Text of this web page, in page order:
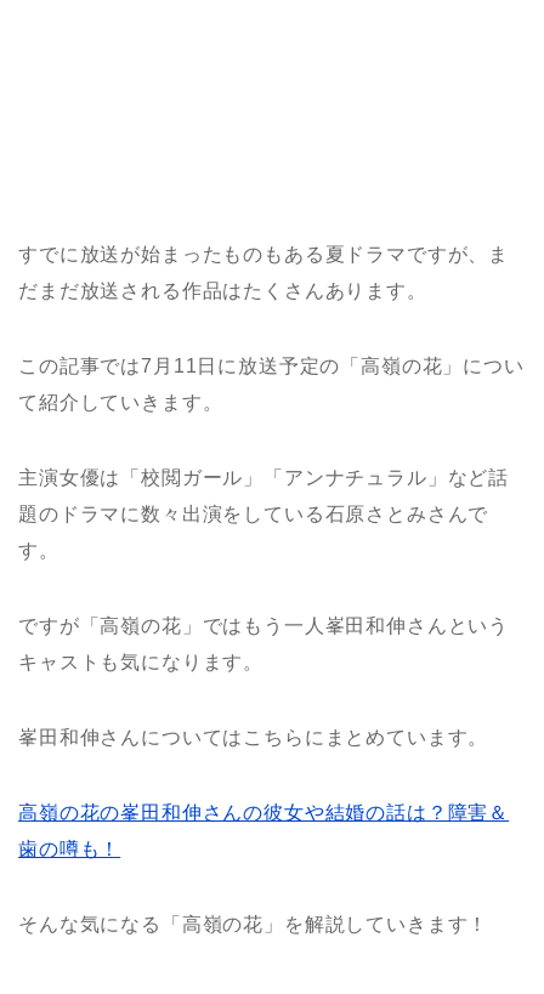
すでに放送が始まったものもある夏ドラマですが、ま
だまだ放送される作品はたくさんあります。
この記事では7月11日に放送予定の「高嶺の花」につい
て紹介していきます。
主演女優は「校閲ガール」「アンナチュラル」など話
題のドラマに数々出演をしている石原さとみさんで
す。
ですが「高嶺の花」ではもう一人峯田和伸さんという
キャストも気になります。
峯田和伸さんについてはこちらにまとめています。
高嶺の花の峯田和伸さんの彼女や結婚の話は？障害＆
歯の噂も！
そんな気になる「高嶺の花」を解説していきます！